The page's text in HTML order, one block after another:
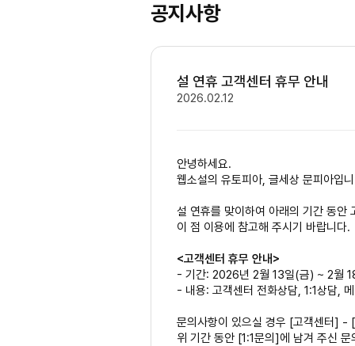
공지사항
설 연휴 고객센터 휴무 안내
2026.02.12
안녕하세요.
웹소설의 유토피아, 글세상 문피아입
설 연휴를 맞이하여 아래의 기간 동안
이 점 이용에 참고해 주시기 바랍니다.
<고객센터 휴무 안내>
- 기간: 2026년 2월 13일(금) ~ 2월
- 내용: 고객센터 전화상담, 1:1상담,
문의사항이 있으실 경우 [고객센터] -
위 기간 동안 [1:1문의]에 남겨 주신 문